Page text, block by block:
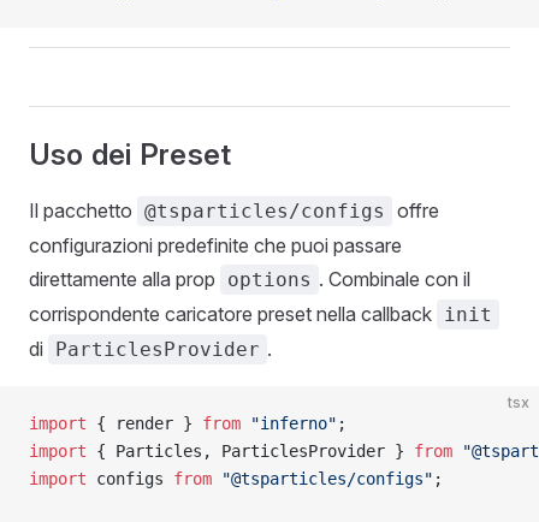
Uso dei Preset
Il pacchetto @tsparticles/configs
offre
configurazioni predefinite che puoi passare
direttamente alla prop
options . Combinale con il
corrispondente caricatore preset nella callback
init
di ParticlesProvider .
tsx
import { render } from "inferno" ;
import { Particles, ParticlesProvider } from
import configs from "@tsparticles/configs" ;